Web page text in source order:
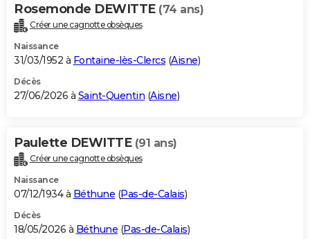
Carte de Noël
Carte Bonne année
Carte Saint-Valentin
Carte Pâques
Carte d'anniversaire
DICTIONNAIRE
Dictionnaire
Biographies
Citations
Expressions
Proverbes
PROGRAMME TV
S'inscrire
Se connecter
Lycées
Collèges
Primaires
Universités
Entreprises
Service militaire
Avis de recherche
AVIS DE DÉCÈS
Bricolage
Lifestyle
Culture
Sport
Auto
Television
Voyage
Cinema
Rosemonde DEWITTE (74 ans)
Créer une cagnotte obsèques
Naissance
31/03/1952 à Fontaine-lès-Clercs (Aisne)
Décès
27/06/2026 à Saint-Quentin (Aisne)
Paulette DEWITTE (91 ans)
Créer une cagnotte obsèques
Naissance
07/12/1934 à Béthune (Pas-de-Calais)
Décès
18/05/2026 à Béthune (Pas-de-Calais)